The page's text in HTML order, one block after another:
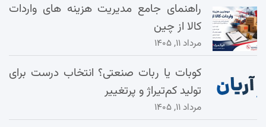
راهنمای جامع مدیریت هزینه‌ های واردات
کالا از چین
مرداد ۱۱, ۱۴۰۵
کوبات یا ربات صنعتی؟ انتخاب درست برای
تولید کم‌تیراژ و پرتغییر
مرداد ۱۱, ۱۴۰۵